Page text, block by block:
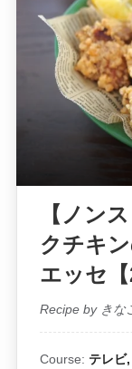
【ノン
クチキ
エッセ【
Recipe by きな
Course: テレビ